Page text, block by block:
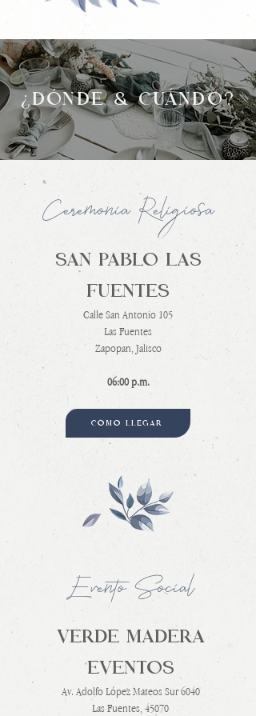
¿DÓNDE & CUÁNDO?
Ceremonia Religiosa
SAN PABLO LAS
FUENTES
Calle San Antonio 105
Las Fuentes
Zapopan, Jalisco
06:00 p.m.
CÓMO LLEGAR
Evento Social
VERDE MADERA
EVENTOS
Av. Adolfo López Mateos Sur 6040
Las Fuentes, 45070